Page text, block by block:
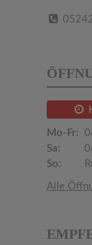
Mo-Fr:
Sa:
So:
Alle